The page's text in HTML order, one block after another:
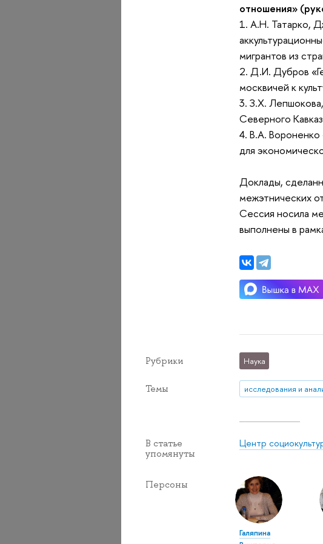
отношения»
1. А.Н. Татарко,
мигрантов из
2. Д.И. Дубров
москвичей к
3. З.Х.
Северного
4. В.А. Вороненко
для
Доклады,
межэтнических
Сессия носила
выполнены в
Рубрики Наука
Темы исследования и
В статье
упомянуты
Центр
Персоны
Галяпина